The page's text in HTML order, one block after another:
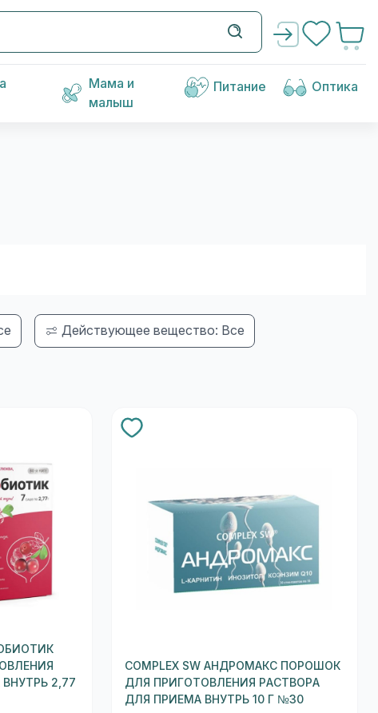
Мама и
малыш
Питание Оптика
Действующее вещество: Все
2,77
COMPLEX SW АНДРОМАКС ПОРОШОК
ДЛЯ ПРИГОТОВЛЕНИЯ РАСТВОРА
ДЛЯ ПРИЕМА ВНУТРЬ 10 Г №30